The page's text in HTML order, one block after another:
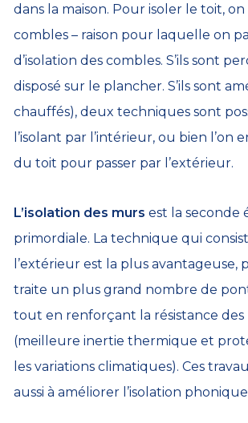
dans la maison. Pour isoler le toit, on
combles – raison pour laquelle on
d’isolation des combles. S’ils sont
disposé sur le plancher. S’ils sont
chauffés), deux techniques sont
l’isolant par l’intérieur, ou bien l’on
du toit pour passer par l’extérieur.
L’isolation des murs est la seconde
primordiale. La technique qui
l’extérieur est la plus avantageuse,
traite un plus grand nombre de
tout en renforçant la résistance des
(meilleure inertie thermique et
les variations climatiques). Ces
aussi à améliorer l’isolation